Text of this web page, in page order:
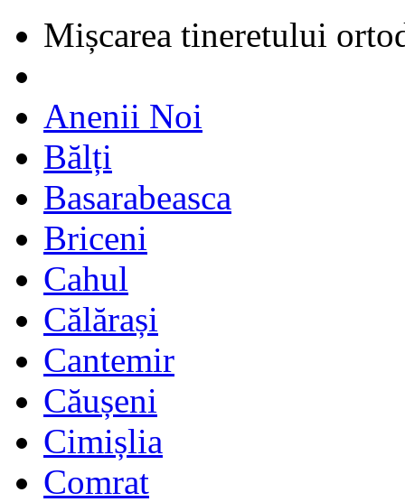
Mișcarea tineretului
Anenii Noi
Bălți
Basarabeasca
Briceni
Cahul
Călărași
Cantemir
Căușeni
Cimișlia
Comrat